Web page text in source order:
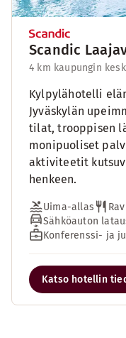
Scandic
4 km kaupungin
Kylpylähotelli
Jyväskylän
tilat, trooppisen
monipuoliset
aktiviteetit
henkeen.
Uima-allas
Sähköauton
Konferenssi- ja
Katso hotellin